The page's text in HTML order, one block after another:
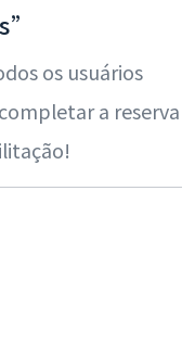
os usuários
a reserva